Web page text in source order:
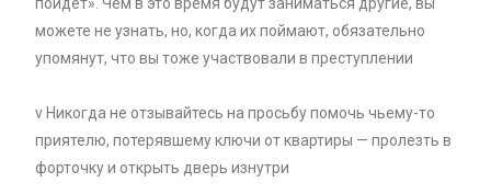
можете не узнать, но, когда их поймают, обязательно
упомянут, что вы тоже участвовали в преступлении
v Никогда не отзывайтесь на просьбу помочь чьему-то
приятелю, потерявшему ключи от квартиры — пролезть в
форточку и открыть дверь изнутри